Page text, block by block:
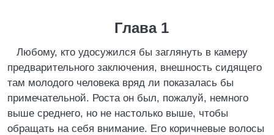
Глава 1
Любому, кто удосужился бы заглянуть в камеру
предварительного заключения, внешность сидящего
там молодого человека вряд ли показалась бы
примечательной. Роста он был, пожалуй, немного
выше среднего, но не настолько выше, чтобы
обращать на себя внимание. Его коричневые волосы